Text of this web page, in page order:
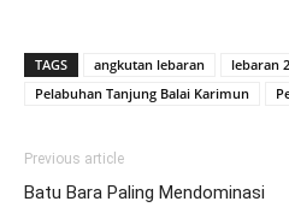
TAGS angkutan lebaran lebaran
Pelabuhan Tanjung Balai Karimun
Previous article
Batu Bara Paling Mendominasi